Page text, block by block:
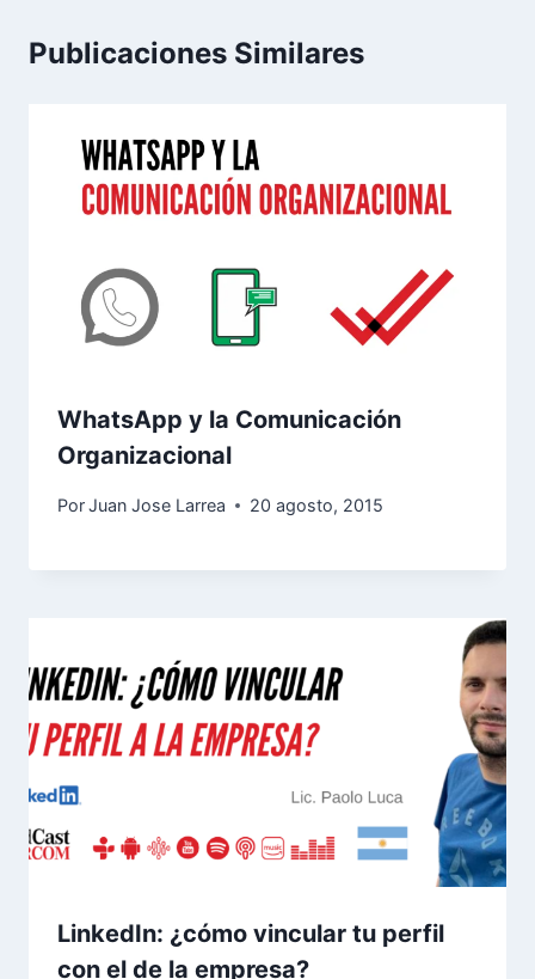
Publicaciones Similares
WhatsApp y la Comunicación
Organizacional
PorJuan Jose Larrea 20 agosto, 2015
LinkedIn: ¿cómo vincular tu perfil
con el de la empresa?